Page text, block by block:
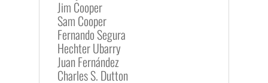
Jim Cooper
Sam Cooper
Fernando Segura
Hechter Ubarry
Juan Fernández
Charles S. Dutton